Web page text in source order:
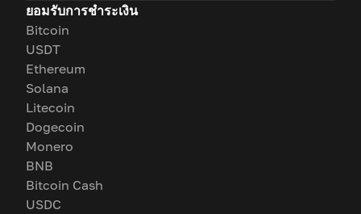
ยอมรับการชำระเงิน
Bitcoin
USDT
Ethereum
Solana
Litecoin
Dogecoin
Monero
BNB
Bitcoin Cash
USDC